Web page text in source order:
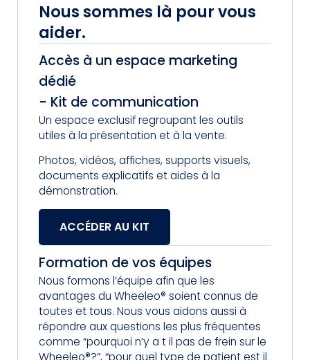
Nous sommes là pour vous
aider.
Accès à un espace marketing
dédié
- Kit de communication
Un espace exclusif regroupant les outils
utiles à la présentation et à la vente.
Photos, vidéos, affiches, supports visuels,
documents explicatifs et aides à la
démonstration.
ACCÉDER AU KIT
Formation de vos équipes
Nous formons l’équipe afin que les
avantages du Wheeleo® soient connus de
toutes et tous. Nous vous aidons aussi à
répondre aux questions les plus fréquentes
comme “pourquoi n’y a t il pas de frein sur le
Wheeleo®?”, “pour quel type de patient est il